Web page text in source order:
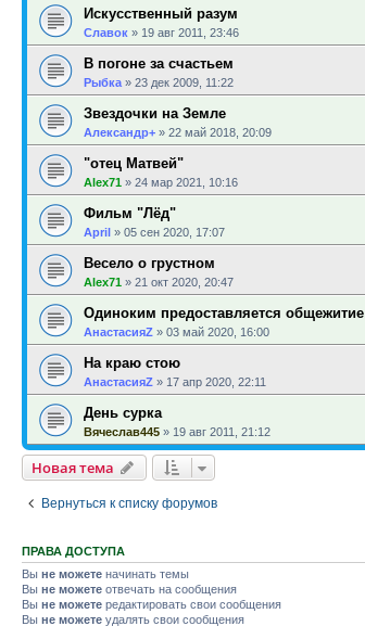
Искусственный разум
Славок » 19 авг 2011, 23:46
В погоне за счастьем
Рыбка » 23 дек 2009, 11:22
Звездочки на Земле
Александр+ » 22 май 2018, 20:09
"отец Матвей"
Alex71 » 24 мар 2021, 10:16
Фильм "Лёд"
April » 05 сен 2020, 17:07
Весело о грустном
Alex71 » 21 окт 2020, 20:47
Одиноким предоставляется общежитие
АнастасияZ » 03 май 2020, 16:00
На краю стою
АнастасияZ » 17 апр 2020, 22:11
День сурка
Вячеслав445 » 19 авг 2011, 21:12
Новая тема
Вернуться к списку форумов
ПРАВА ДОСТУПА
Вы не можете начинать темы
Вы не можете отвечать на сообщения
Вы не можете редактировать свои сообщения
Вы не можете удалять свои сообщения